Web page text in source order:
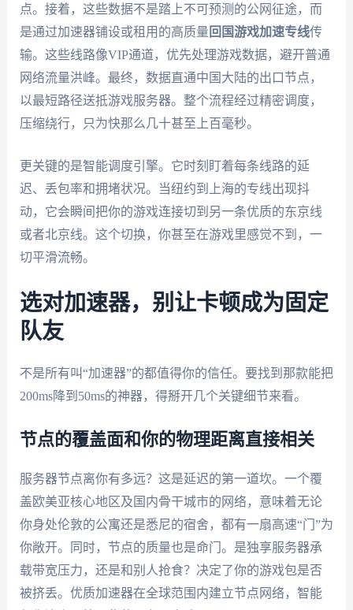
点。接着，这些数据不是踏上不可预测的公网征途，而
是通过加速器铺设或租用的高质量 回国游戏加速专线传
输。这些线路像VIP通道，优先处理游戏数据，避开普通
网络流量洪峰。最终，数据直通中国大陆的出口节点，
以最短路径送抵游戏服务器。整个流程经过精密调度，
压缩绕行，只为快那么几十甚至上百毫秒。
更关键的是智能调度引擎。它时刻盯着每条线路的延
迟、丢包率和拥堵状况。当纽约到上海的专线出现抖
动，它会瞬间把你的游戏连接切到另一条优质的东京线
或者北京线。这个切换，你甚至在游戏里感觉不到，一
切平滑流畅。
选对加速器，别让卡顿成为固定
队友
不是所有叫“加速器”的都值得你的信任。要找到那款能把
200ms降到50ms的神器，得掰开几个关键细节来看。
节点的覆盖面和你的物理距离直接相关
服务器节点离你有多远？这是延迟的第一道坎。一个覆
盖欧美亚核心地区及国内骨干城市的网络，意味着无论
你身处伦敦的公寓还是悉尼的宿舍，都有一扇高速“门”为
你敞开。同时，节点的质量也是命门。是独享服务器承
载带宽压力，还是和别人抢食？决定了你的游戏包是否
被挤丢。优质加速器在全球范围内建立节点网络，智能